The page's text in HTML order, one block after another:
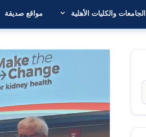
الجامعات والكليات الأهلية مواقع صديقة